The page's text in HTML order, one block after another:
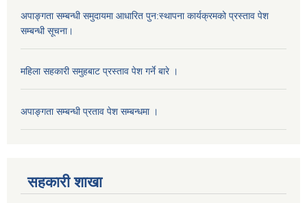
अपाङ्गता सम्बन्धी समुदायमा आधारित पुन:स्थापना कार्यक्रमको प्रस्ताव पेश
सम्बन्धी सूचना।
महिला सहकारी समुहबाट प्रस्ताव पेश गर्ने बारे ।
अपाङ्गता सम्बन्धी प्रताव पेश सम्बन्धमा ।
सहकारी शाखा